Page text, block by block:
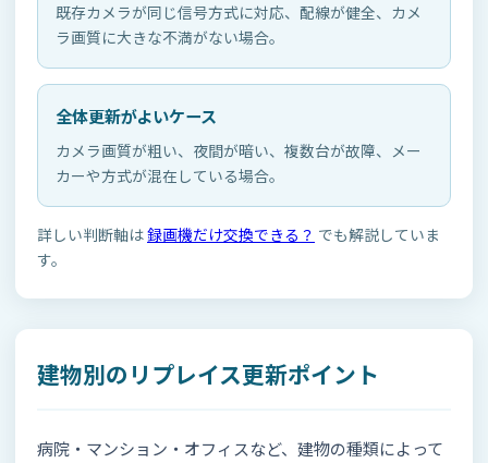
既存カメラが同じ信号方式に対応、配線が健全、カメ
ラ画質に大きな不満がない場合。
全体更新がよいケース
カメラ画質が粗い、夜間が暗い、複数台が故障、メー
カーや方式が混在している場合。
詳しい判断軸は録画機だけ交換できる？ でも解説していま
す。
建物別のリプレイス更新ポイント
病院・マンション・オフィスなど、建物の種類によって